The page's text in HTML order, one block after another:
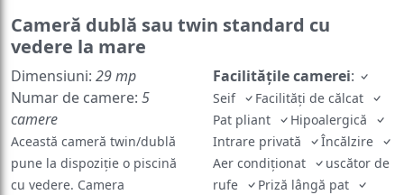
Cameră dublă sau twin standard cu
vedere la mare
Dimensiuni: 29 mp
Numar de camere: 5
camere
Această cameră twin/dublă
pune la dispoziție o piscină
cu vedere. Camera
Facilităţile camerei:
Seif
Facilităţi de călcat
Pat pliant
Hipoalergică
Intrare privată
Încălzire
Aer condiţionat
uscător de
rufe
Priză lângă pat